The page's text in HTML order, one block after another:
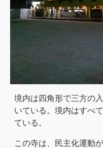
境内は四角形で三方の
いている。境内はすべ
ている。
この寺は、民主化運動